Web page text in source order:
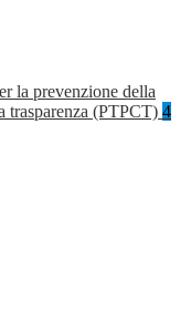
la prevenzione della
trasparenza (PTPCT) 4